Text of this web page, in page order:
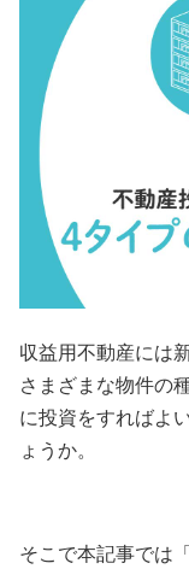
プライバシ
情報セキュ
ソーシャル
反社会的勢力
外部送信、第
収益用不動産には
さまざまな物件の
に投資をすればよ
ょうか。
そこで本記事では